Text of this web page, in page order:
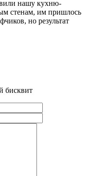
нашу кухню-
стенам, им пришлось
но результат
бисквит